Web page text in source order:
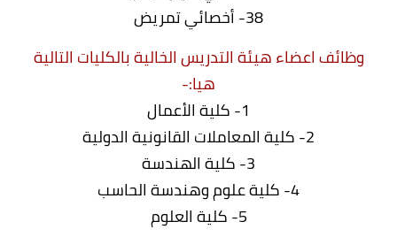
38- أخصائي تمريض
وظائف اعضاء هيئة التدريس الخالية بالكليات التالية
هيا:-
1- كلية الأعمال
2- كلية المعاملات القانونية الدولية
3- كلية الهندسة
4- كلية علوم وهندسة الحاسب
5- كلية العلوم